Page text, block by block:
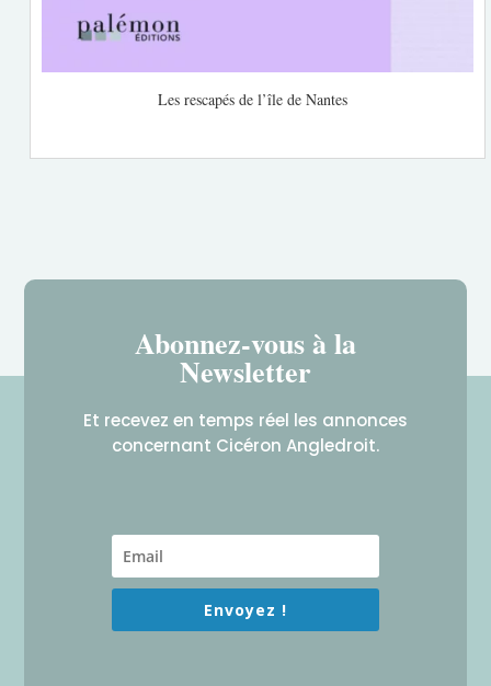
Les rescapés de l’île de Nantes
Abonnez-vous à la
Newsletter
Et recevez en temps réel les annonces
concernant Cicéron Angledroit.
Envoyez !